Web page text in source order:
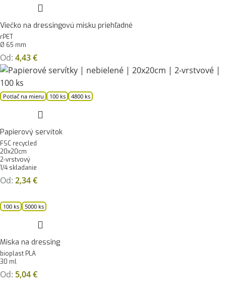
Viečko na dressingovú misku priehľadné
rPET
Ø 65 mm
Od: 4,43€
Potlač na mieru 100 ks 4800 ks
Papierový servítok
FSC recycled
20x20cm
2-vrstvový
1/4 skladanie
Od: 2,34€
100 ks 5000 ks
Miska na dressing
bioplast PLA
30 ml
Od: 5,04€